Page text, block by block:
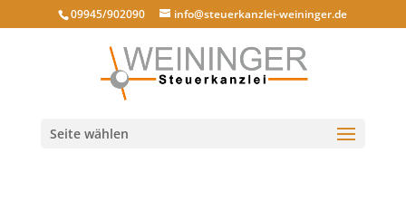
09945/902090 info@steuerkanzlei-weininger.de
Seite wählen